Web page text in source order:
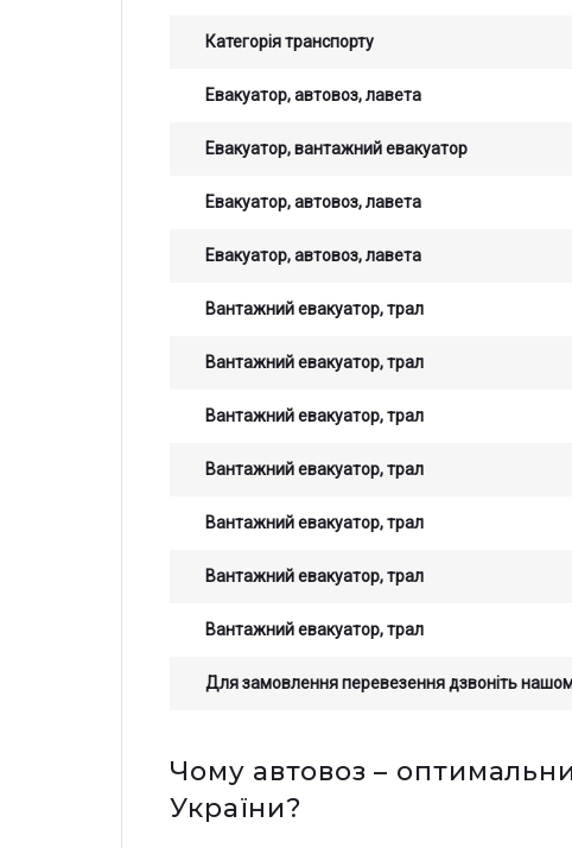
Категорія транспорту
Евакуатор, автовоз, лавета
Евакуатор, вантажний евакуатор
Евакуатор, автовоз, лавета
Евакуатор, автовоз, лавета
Вантажний евакуатор, трал
Вантажний евакуатор, трал
Вантажний евакуатор, трал
Вантажний евакуатор, трал
Вантажний евакуатор, трал
Вантажний евакуатор, трал
Вантажний евакуатор, трал
Для замовлення перевезення дзвоніть
Чому автовоз –
України?